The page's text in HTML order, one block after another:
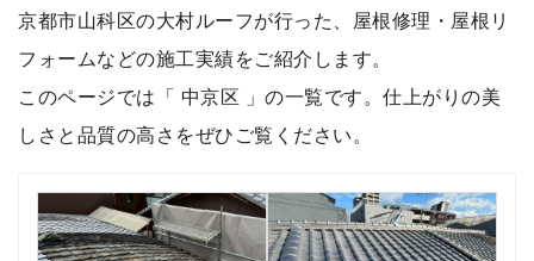
京都市山科区の大村ルーフが行った、屋根修理・屋根リ
フォームなどの施工実績をご紹介します。
このページでは「 中京区 」の一覧です。仕上がりの美
しさと品質の高さをぜひご覧ください。